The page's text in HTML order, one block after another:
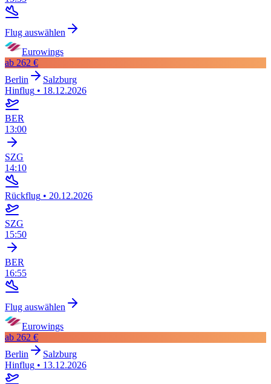
Flug auswählen
Eurowings
ab 262 €
Berlin
Salzburg
Hinflug • 18.12.2026
BER
13:00
SZG
14:10
Rückflug • 20.12.2026
SZG
15:50
BER
16:55
Flug auswählen
Eurowings
ab 262 €
Berlin
Salzburg
Hinflug • 13.12.2026